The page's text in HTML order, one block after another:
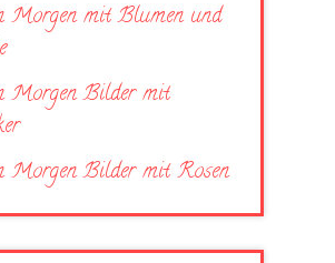
Morgen mit Blumen und
Morgen Bilder mit
Morgen Bilder mit Rosen